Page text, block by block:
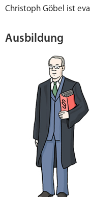
Christoph Göbel ist
Ausbildung